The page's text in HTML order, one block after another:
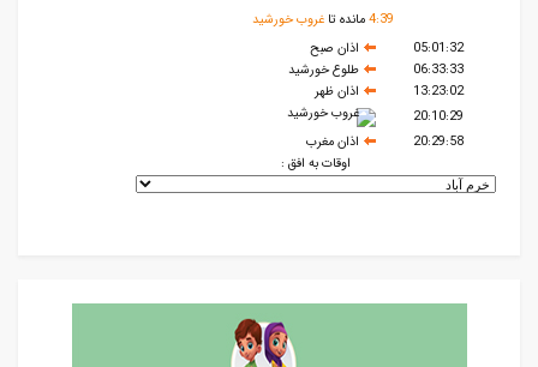
4:39 مانده تا غروب خورشید
05:01:32
اذان صبح
06:33:33
طلوع خورشید
13:23:02
اذان ظهر
20:10:29
غروب خورشید
20:29:58
اذان مغرب
اوقات به افق :